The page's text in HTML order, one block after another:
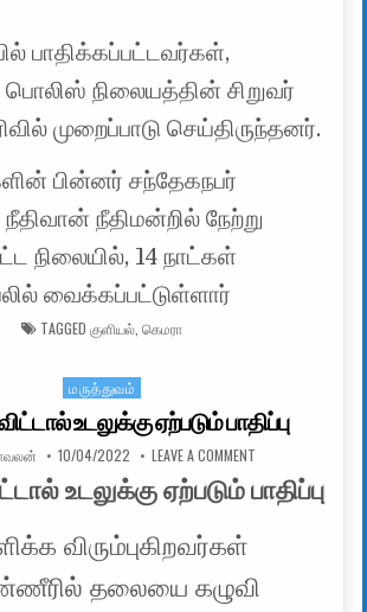
பாதிக்கப்பட்டவர்கள்,
நிலையத்தின் சிறுவர்
முறைப்பாடு செய்திருந்தனர்.
பின்னர் சந்தேகநபர்
நீதிமன்றில் நேற்று
நிலையில், 14 நாட்கள்
வைக்கப்பட்டுள்ளார்
TAGGED குளியல் கெமரா
Posted in
மருத்துவம்
உடலுக்கு ஏற்படும் பாதிப்பு
PUBLISHED DATE:
10/04/2022 LEAVE A COMMENTON
உடலுக்கு ஏற்படும் பாதிப்பு
விரும்புகிறவர்கள்
தலையை கழுவி